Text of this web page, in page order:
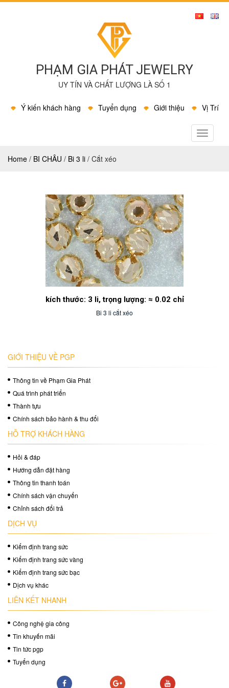
PHẠM GIA PHÁT JEWELRY
UY TÍN VÀ CHẤT LƯỢNG LÀ SỐ 1
Ý kiến khách hàng Tuyển dụng Giới thiệu Vị Trí
MENU
Home / BI CHÂU / Bi 3 li / Cắt xéo
kích thước: 3 li, trọng lượng: ≈ 0.02 chỉ
Bi 3 li cắt xéo
GIỚI THIỆU VỀ PGP
Thông tin về Phạm Gia Phát
Quá trình phát triển
Thành tựu
Chính sách bảo hành & thu đổi
HỖ TRỢ KHÁCH HÀNG
Hỏi & đáp
Hướng dẫn đặt hàng
Thông tin thanh toán
Chính sách vận chuyển
Chỉnh sách đổi trả
DỊCH VỤ
Kiểm định trang sức
Kiểm định trang sức vàng
Kiểm định trang sức bạc
Dịch vụ khác
LIÊN KẾT NHANH
Công nghệ gia công
Tin khuyến mãi
Tin tức pgp
Tuyển dụng